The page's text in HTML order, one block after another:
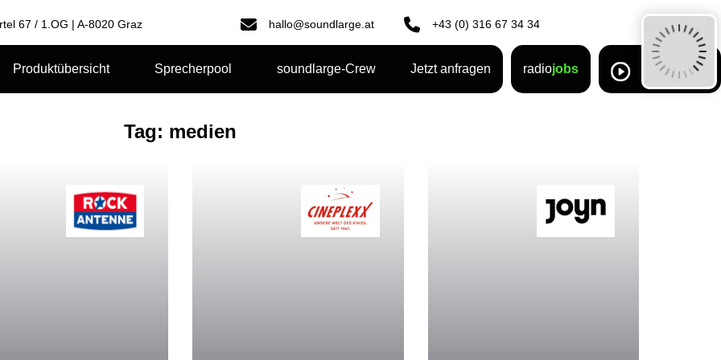
67 / 1.OG | A-8020 Graz hallo@soundlarge.at +43 (0) 316 67 34 34
Produktübersicht Sprecherpool soundlarge-Crew Jetzt anfragen radiojobs
Tag: medien